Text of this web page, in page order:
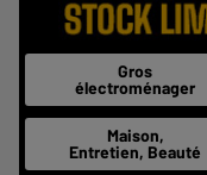
Gros
électroménager
Maison,
Entretien, Beauté